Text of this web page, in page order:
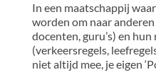
In een maatschappij
worden om naar
docenten, guru’s) en
(verkeersregels,
niet altijd mee, je eigen